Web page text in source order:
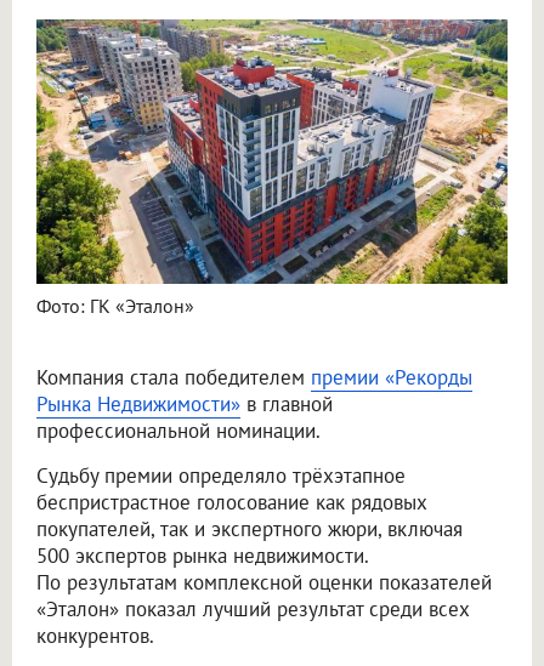
Фото: ГК «Эталон»
Компания стала победителем премии «Рекорды
Рынка Недвижимости» в главной
профессиональной номинации.
Судьбу премии определяло трёхэтапное
беспристрастное голосование как рядовых
покупателей, так и экспертного жюри, включая
500 экспертов рынка недвижимости.
По результатам комплексной оценки показателей
«Эталон» показал лучший результат среди всех
конкурентов.